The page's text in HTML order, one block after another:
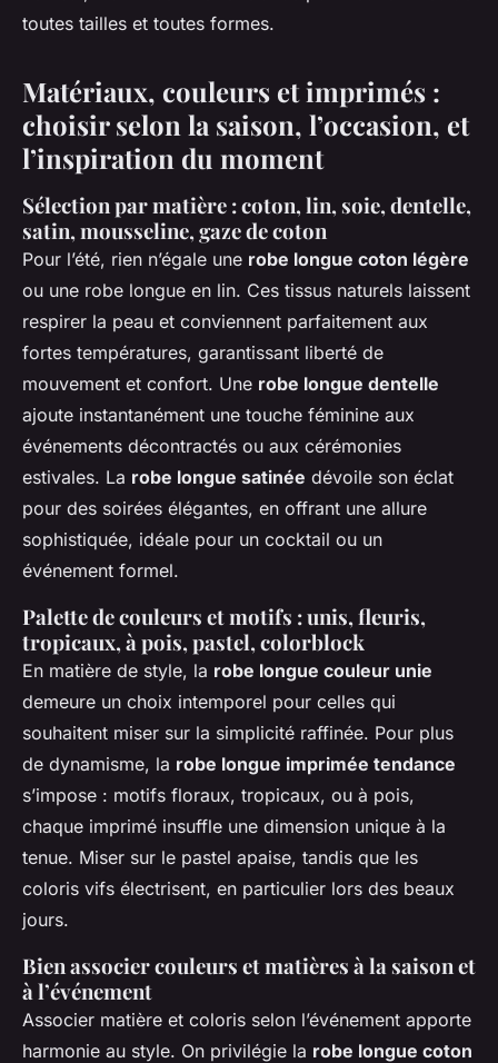
toutes tailles et toutes formes.
Matériaux, couleurs et imprimés :
choisir selon la saison, l’occasion, et
l’inspiration du moment
Sélection par matière : coton, lin, soie, dentelle,
satin, mousseline, gaze de coton
Pour l’été, rien n’égale une robe longue coton légère
ou une robe longue en lin. Ces tissus naturels laissent
respirer la peau et conviennent parfaitement aux
fortes températures, garantissant liberté de
mouvement et confort. Une robe longue dentelle
ajoute instantanément une touche féminine aux
événements décontractés ou aux cérémonies
estivales. La robe longue satinée dévoile son éclat
pour des soirées élégantes, en offrant une allure
sophistiquée, idéale pour un cocktail ou un
événement formel.
Palette de couleurs et motifs : unis, fleuris,
tropicaux, à pois, pastel, colorblock
En matière de style, la robe longue couleur unie
demeure un choix intemporel pour celles qui
souhaitent miser sur la simplicité raffinée. Pour plus
de dynamisme, la robe longue imprimée tendance
s’impose : motifs floraux, tropicaux, ou à pois,
chaque imprimé insuffle une dimension unique à la
tenue. Miser sur le pastel apaise, tandis que les
coloris vifs électrisent, en particulier lors des beaux
jours.
Bien associer couleurs et matières à la saison et
à l’événement
Associer matière et coloris selon l’événement apporte
harmonie au style. On privilégie la robe longue coton